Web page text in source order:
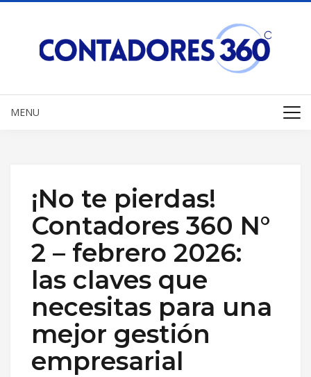
MENU
¡No te pierdas!
Contadores 360 N°
2 – febrero 2026:
las claves que
necesitas para una
mejor gestión
empresarial